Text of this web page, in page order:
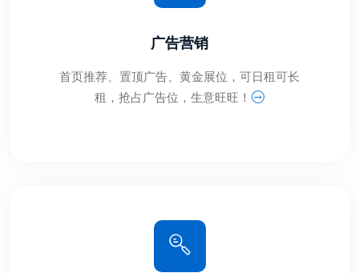
广告营销
首页推荐、置顶广告、黄金展位，可日租可长
租，抢占广告位，生意旺旺！